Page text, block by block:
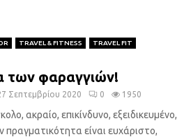
TRAVEL & FITNESS
TRAVEL FIT
των φαραγγιών!
Σεπτεμβρίου 2020 0 1950
ακραίο, επικίνδυνο, εξειδικευμένο,
πραγματικότητα είναι ευχάριστο,